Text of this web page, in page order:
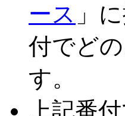
ース 」
付でど
す。
上記番